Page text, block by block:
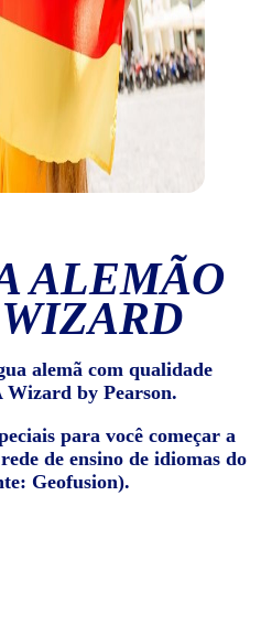
ALEMÃO
alemã com qualidade
Wizard by Pearson.
para você começar a
de ensino de idiomas do
Geofusion).